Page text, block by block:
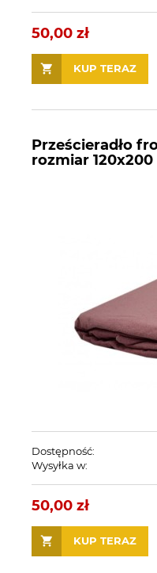
50,00 zł
KUP TERAZ
Prześcieradło
rozmiar
Dostępność:
Wysyłka w:
50,00 zł
KUP TERAZ